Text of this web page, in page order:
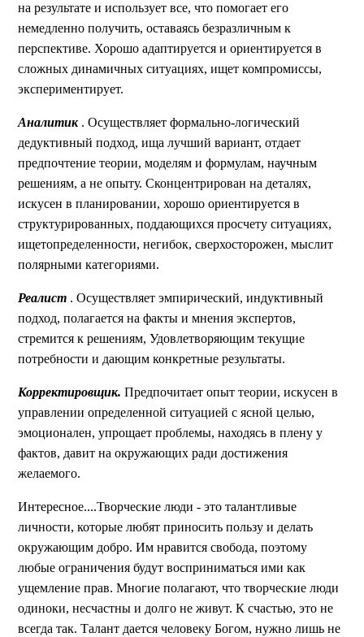
на результате и использует все, что помогает его
немедленно получить, оставаясь безразличным к
перспективе. Хорошо адаптируется и ориентируется в
сложных динамичных ситуациях, ищет компромиссы,
экспериментирует.
Аналитик . Осуществляет формально-логический
дедуктивный подход, ища лучший вариант, отдает
предпочтение теории, моделям и формулам, научным
решениям, а не опыту. Сконцентрирован на деталях,
искусен в планировании, хорошо ориентируется в
структурированных, поддающихся просчету ситуациях,
ищетопределенности, негибок, сверхосторожен, мыслит
полярными категориями.
Реалист . Осуществляет эмпирический, индуктивный
подход, полагается на факты и мнения экспертов,
стремится к решениям, Удовлетворяющим текущие
потребности и дающим конкретные результаты.
Корректировщик. Предпочитает опыт теории, искусен в
управлении определенной ситуацией с ясной целью,
эмоционален, упрощает проблемы, находясь в плену у
фактов, давит на окружающих ради достижения
желаемого.
Интересное....Творческие люди - это талантливые
личности, которые любят приносить пользу и делать
окружающим добро. Им нравится свобода, поэтому
любые ограничения будут восприниматься ими как
ущемление прав. Многие полагают, что творческие люди
одиноки, несчастны и долго не живут. К счастью, это не
всегда так. Талант дается человеку Богом, нужно лишь не